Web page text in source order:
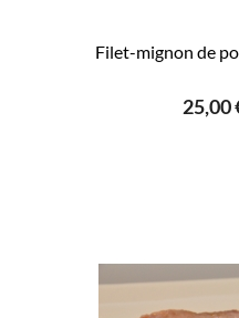
Filet-mignon de
25,00